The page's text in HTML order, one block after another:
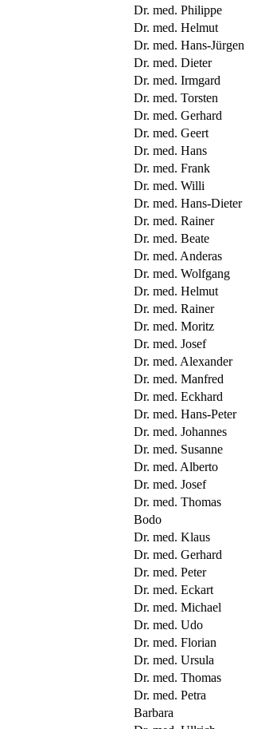
Dr. med. Philippe
Dr. med. Helmut
Dr. med. Hans-Jürgen
Dr. med. Dieter
Dr. med. Irmgard
Dr. med. Torsten
Dr. med. Gerhard
Dr. med. Geert
Dr. med. Hans
Dr. med. Frank
Dr. med. Willi
Dr. med. Hans-Dieter
Dr. med. Rainer
Dr. med. Beate
Dr. med. Anderas
Dr. med. Wolfgang
Dr. med. Helmut
Dr. med. Rainer
Dr. med. Moritz
Dr. med. Josef
Dr. med. Alexander
Dr. med. Manfred
Dr. med. Eckhard
Dr. med. Hans-Peter
Dr. med. Johannes
Dr. med. Susanne
Dr. med. Alberto
Dr. med. Josef
Dr. med. Thomas
Bodo
Dr. med. Klaus
Dr. med. Gerhard
Dr. med. Peter
Dr. med. Eckart
Dr. med. Michael
Dr. med. Udo
Dr. med. Florian
Dr. med. Ursula
Dr. med. Thomas
Dr. med. Petra
Barbara